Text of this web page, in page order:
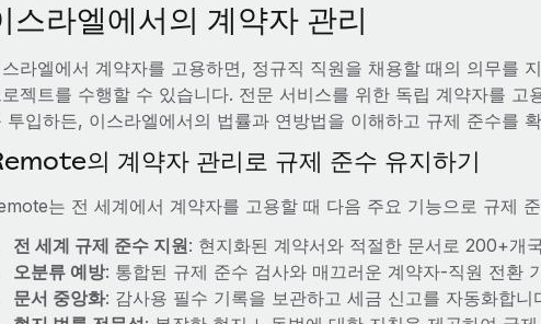
스라엘에서의 계약자 관리
라엘에서 계약자를 고용하면, 정규직 직원을 채용할 때의 의무를
젝트를 수행할 수 있습니다. 전문 서비스를 위한 독립 계약자를 고
투입하든, 이스라엘에서의 법률과 연방법을 이해하고 규제 준수를
의 계약자 관리로 규제 준수 유지하기
는 전 세계에서 계약자를 고용할 때 다음 주요 기능으로 규제
전 세계 규제 준수 지원: 현지화된 계약서와 적절한 문서로 200+개
오분류 예방: 통합된 규제 준수 검사와 매끄러운 계약자-직원 전환
문서 중앙화: 감사용 필수 기록을 보관하고 세금 신고를 자동화합니